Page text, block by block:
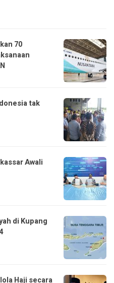
70
tak
Awali
di Kupang
Haji secara